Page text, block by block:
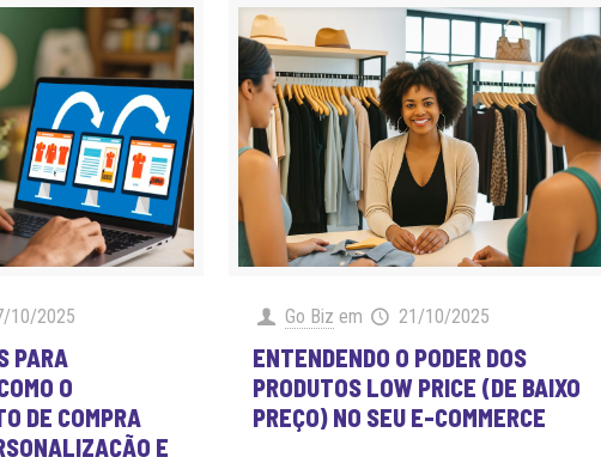
10/2025
PARA
O
DE COMPRA
E
Go Biz em 21/10/2025
ENTENDENDO O PODER DOS
PRODUTOS LOW PRICE (DE BAIXO
PREÇO) NO SEU E-COMMERCE